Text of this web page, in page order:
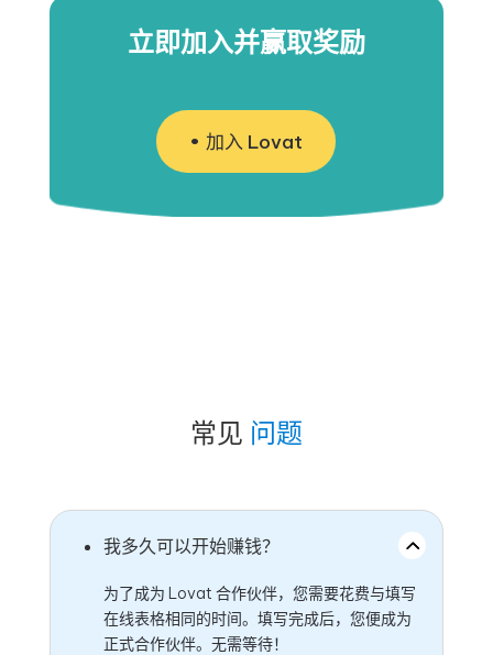
立即加入并赢取奖励
加入 Lovat
常见 问题
我多久可以开始赚钱？
为了成为 Lovat 合作伙伴，您需要花费与填写
在线表格相同的时间。填写完成后，您便成为
正式合作伙伴。无需等待！